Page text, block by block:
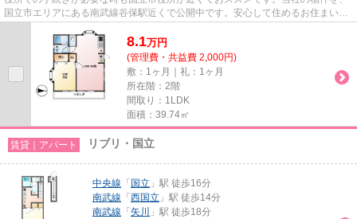
国立市エリアにある南武線谷保駅近くで公開中です。安心して住めるお住まいの
8.1万円
(管理費・共益費 2,000円)
敷：1ヶ月｜礼：1ヶ月
所在階：2階
間取り：1LDK
面積：39.74㎡
賃貸｜アパート リブリ・国立
中央線 「 国立 」駅 徒歩16分
南武線 「 西国立 」駅 徒歩14分
南武線 「 矢川
」駅 徒歩18分